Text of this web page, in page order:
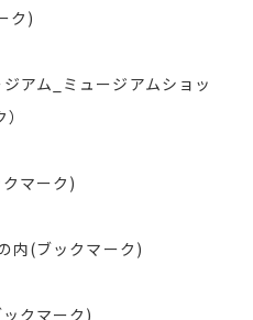
ク)
アム_ミュージアムショッ
マーク)
内(ブックマーク)
クマーク)